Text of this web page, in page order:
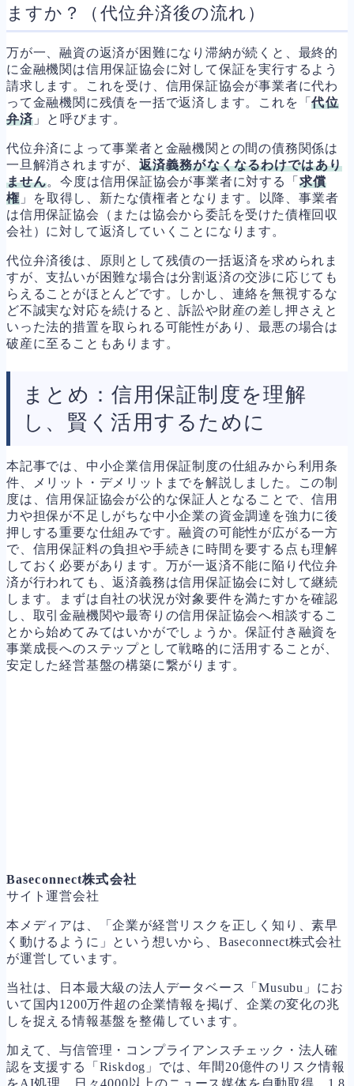
ますか？（代位弁済後の流れ）
万が一、融資の返済が困難になり滞納が続くと、最終的
に金融機関は信用保証協会に対して保証を実行するよう
請求します。これを受け、信用保証協会が事業者に代わ
って金融機関に残債を一括で返済します。これを「代位
弁済 」と呼びます。
代位弁済によって事業者と金融機関との間の債務関係は
一旦解消されますが、 返済義務がなくなるわけではあり
ません。今度は信用保証協会が事業者に対する「 求償
権 」を取得し、新たな債権者となります。以降、事業者
は信用保証協会（または協会から委託を受けた債権回収
会社）に対して返済していくことになります。
代位弁済後は、原則として残債の一括返済を求められま
すが、支払いが困難な場合は分割返済の交渉に応じても
らえることがほとんどです。しかし、連絡を無視するな
ど不誠実な対応を続けると、訴訟や財産の差し押さえと
いった法的措置を取られる可能性があり、最悪の場合は
破産に至ることもあります。
まとめ：信用保証制度を理解
し、賢く活用するために
本記事では、中小企業信用保証制度の仕組みから利用条
件、メリット・デメリットまでを解説しました。この制
度は、信用保証協会が公的な保証人となることで、信用
力や担保が不足しがちな中小企業の資金調達を強力に後
押しする重要な仕組みです。融資の可能性が広がる一方
で、信用保証料の負担や手続きに時間を要する点も理解
しておく必要があります。万が一返済不能に陥り代位弁
済が行われても、返済義務は信用保証協会に対して継続
します。まずは自社の状況が対象要件を満たすかを確認
し、取引金融機関や最寄りの信用保証協会へ相談するこ
とから始めてみてはいかがでしょうか。保証付き融資を
事業成長へのステップとして戦略的に活用することが、
安定した経営基盤の構築に繋がります。
Baseconnect株式会社
サイト運営会社
本メディアは、「企業が経営リスクを正しく知り、素早
く動けるように」という想いから、Baseconnect株式会社
が運営しています。
当社は、日本最大級の法人データベース「Musubu」にお
いて国内1200万件超の企業情報を掲げ、企業の変化の兆
しを捉える情報基盤を整備しています。
加えて、与信管理・コンプライアンスチェック・法人確
認を支援する「Riskdog」では、年間20億件のリスク情報
をAI処理、日々4000以上のニュース媒体を自動取得、1.8